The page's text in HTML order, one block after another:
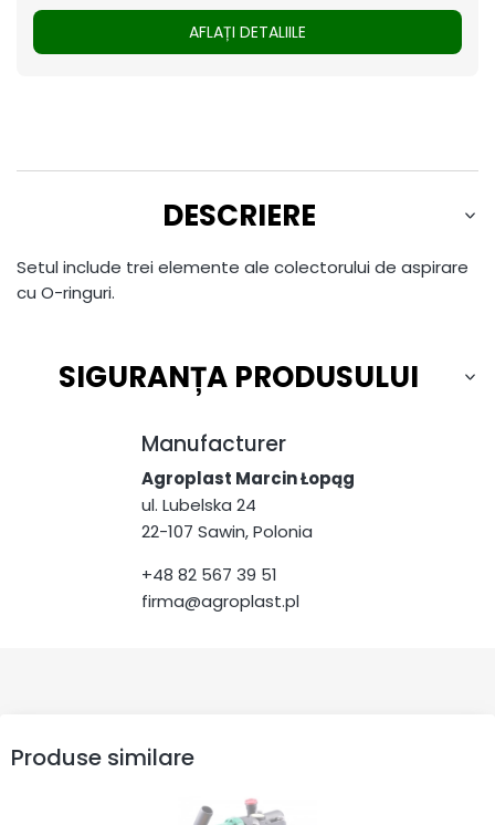
AFLAȚI DETALIILE
DESCRIERE
Setul include trei elemente ale colectorului de aspirare
cu O-ringuri.
SIGURANȚA PRODUSULUI
Manufacturer
Agroplast Marcin Łopąg
ul. Lubelska 24
22-107 Sawin, Polonia
+48 82 567 39 51
firma@agroplast.pl
Produse similare